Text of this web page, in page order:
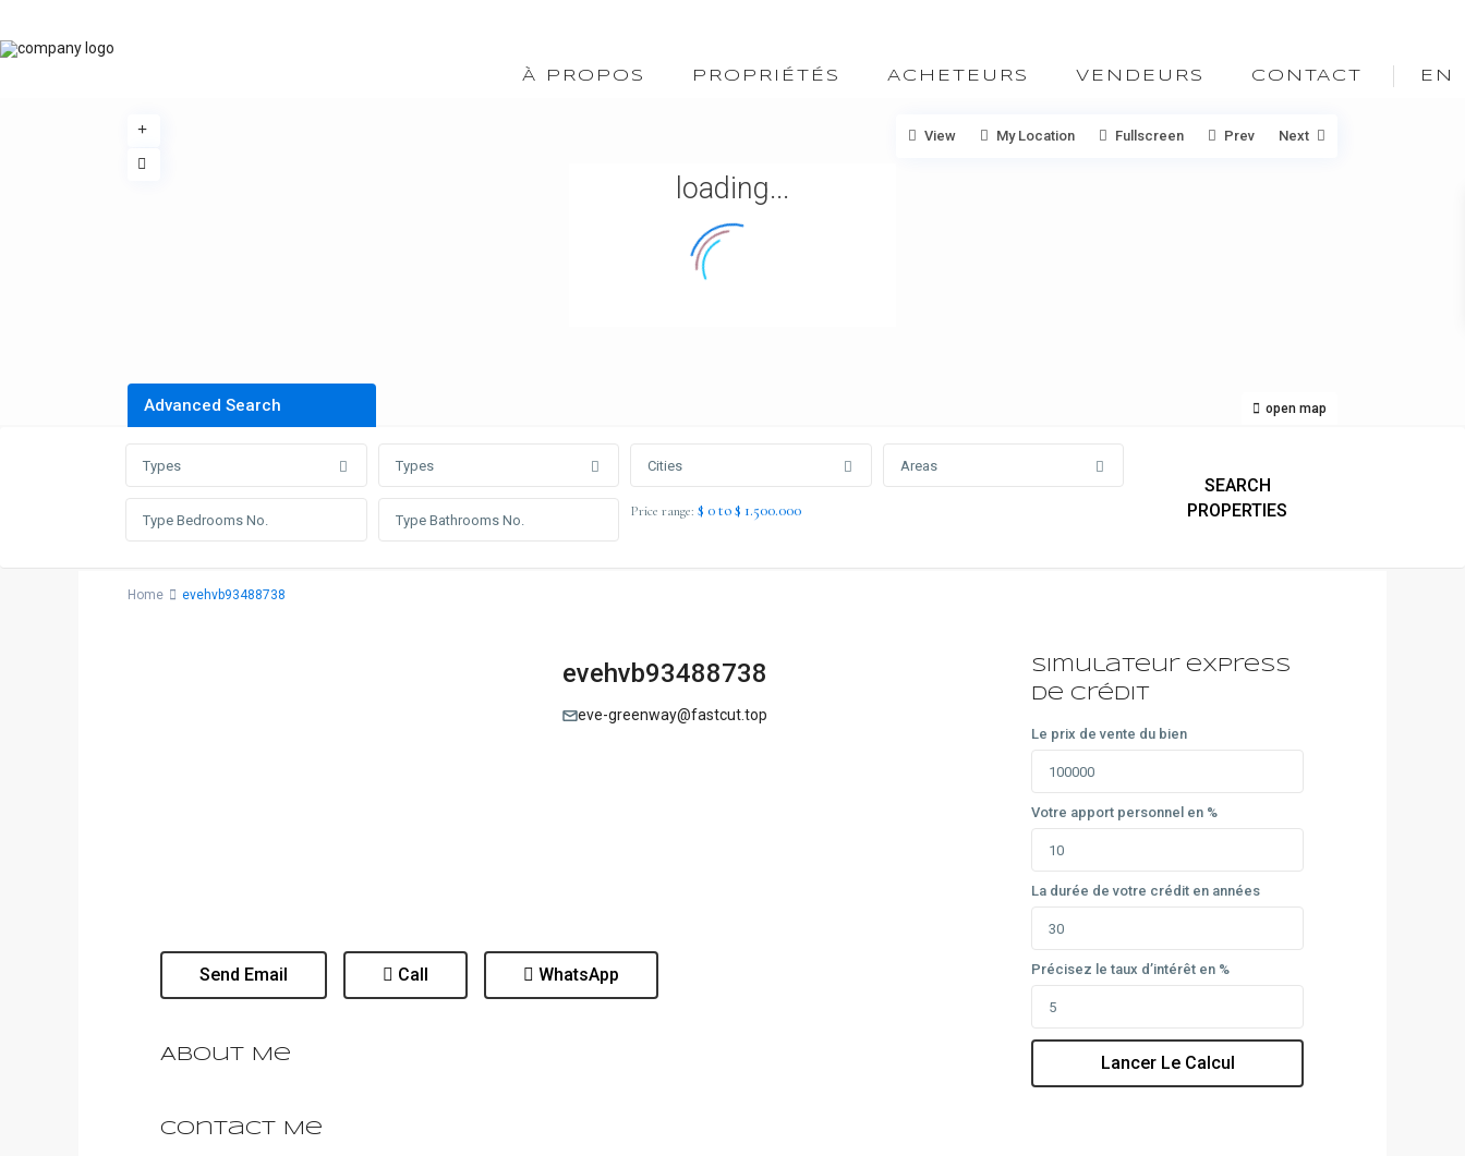
À PROPOS PROPRIÉTÉS ACHETEURS VENDEURS CONTACT EN
loading...
open map
View My Location Fullscreen Prev Next
Advanced Search
Types Types Cities Areas
Price range: $ 0 to $ 1.500.000
Home evehvb93488738
evehvb93488738
eve-greenway@fastcut.top
Send Email Call WhatsApp
About Me
Contact Me
Simulateur express
de crédit
Le prix de vente du bien
Votre apport personnel en %
La durée de votre crédit en années
Précisez le taux d’intérêt en %
Lancer Le Calcul